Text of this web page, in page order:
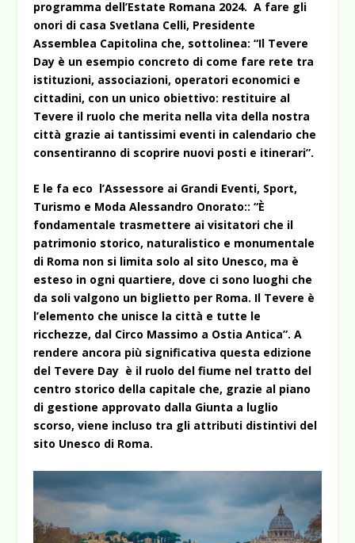
programma dell’Estate Romana 2024. A fare gli
onori di casa Svetlana Celli, Presidente
Assemblea Capitolina che, sottolinea: “Il Tevere
Day è un esempio concreto di come fare rete tra
istituzioni, associazioni, operatori economici e
cittadini, con un unico obiettivo: restituire al
Tevere il ruolo che merita nella vita della nostra
città grazie ai tantissimi eventi in calendario che
consentiranno di scoprire nuovi posti e itinerari”.
E le fa eco l’Assessore ai Grandi Eventi, Sport,
Turismo e Moda Alessandro Onorato:: “È
fondamentale trasmettere ai visitatori che il
patrimonio storico, naturalistico e monumentale
di Roma non si limita solo al sito Unesco, ma è
esteso in ogni quartiere, dove ci sono luoghi che
da soli valgono un biglietto per Roma. Il Tevere è
l’elemento che unisce la città e tutte le
ricchezze, dal Circo Massimo a Ostia Antica”. A
rendere ancora più significativa questa edizione
del Tevere Day è il ruolo del fiume nel tratto del
centro storico della capitale che, grazie al piano
di gestione approvato dalla Giunta a luglio
scorso, viene incluso tra gli attributi distintivi del
sito Unesco di Roma.